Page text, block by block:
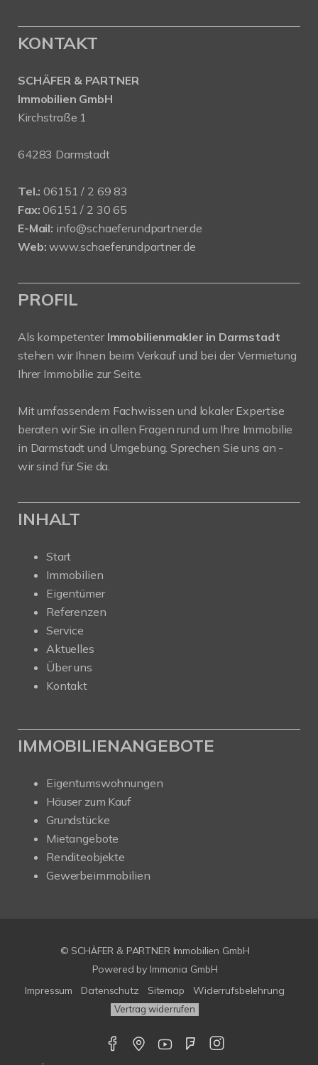
KONTAKT
SCHÄFER & PARTNER
Immobilien GmbH
Kirchstraße 1
64283 Darmstadt
Tel.: 06151 / 2 69 83
Fax: 06151 / 2 30 65
E-Mail: info@schaeferundpartner.de
Web: www.schaeferundpartner.de
PROFIL
Als kompetenter Immobilienmakler in Darmstadt
stehen wir Ihnen beim Verkauf und bei der Vermietung
Ihrer Immobilie zur Seite.
Mit umfassendem Fachwissen und lokaler Expertise
beraten wir Sie in allen Fragen rund um Ihre Immobilie
in Darmstadt und Umgebung. Sprechen Sie uns an -
wir sind für Sie da.
INHALT
Start
Immobilien
Eigentümer
Referenzen
Service
Aktuelles
Über uns
Kontakt
IMMOBILIENANGEBOTE
Eigentumswohnungen
Häuser zum Kauf
Grundstücke
Mietangebote
Renditeobjekte
Gewerbeimmobilien
© SCHÄFER & PARTNER Immobilien GmbH
Powered by Immonia GmbH
Impressum
Datenschutz Sitemap Widerrufsbelehrung
Vertrag widerrufen